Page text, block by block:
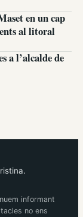
en un cap
al litoral
a l’alcalde de
informant
no ens